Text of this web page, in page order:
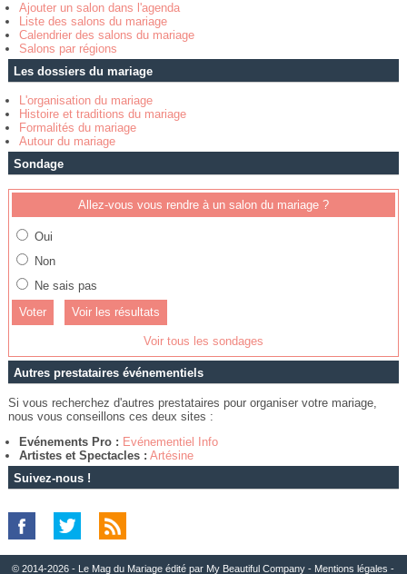
Ajouter un salon dans l'agenda
Liste des salons du mariage
Calendrier des salons du mariage
Salons par régions
Les dossiers du mariage
L'organisation du mariage
Histoire et traditions du mariage
Formalités du mariage
Autour du mariage
Sondage
Allez-vous vous rendre à un salon du mariage ?
Oui
Non
Ne sais pas
Voir les résultats
Voir tous les sondages
Autres prestataires événementiels
Si vous recherchez d'autres prestataires pour organiser votre mariage,
nous vous conseillons ces deux sites :
Evénements Pro : Evénementiel Info
Artistes et Spectacles : Artésine
Suivez-nous !
© 2014-2026 - Le Mag du Mariage édité par My Beautiful Company - Mentions légales -